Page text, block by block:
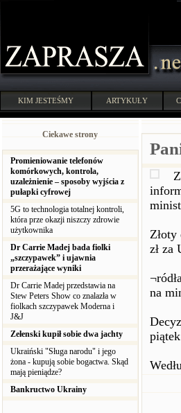
KIM JESTEŚMY ARTYKUŁY
Ciekawe strony
Promieniowanie telefonów
komórkowych, kontrola,
uzależnienie – sposoby wyjścia z
pułapki cyfrowej
5G to technologia totalnej kontroli,
która prze okazji niszczy zdrowie
użytkownika
Dr Carrie Madej bada fiolki
„szczypawek” i ujawnia
przerażające wyniki
Dr Carrie Madej przedstawia na
Stew Peters Show co znalazła w
fiolkach szczypawek Moderna i
J&J
Zełenski kupił sobie dwa jachty
Ukraiński "Sługa narodu" i jego
żona - kupują sobie bogactwa. Skąd
mają pieniądze?
Bankructwo Ukrainy
Złoty
zł za
na